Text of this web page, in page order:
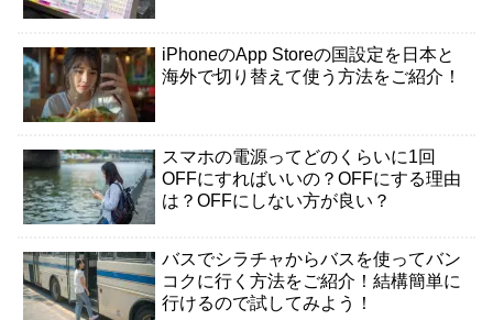
iPhoneのApp Storeの国設定を日本と
海外で切り替えて使う方法をご紹介！
スマホの電源ってどのくらいに1回
OFFにすればいいの？OFFにする理由
は？OFFにしない方が良い？
バスでシラチャからバスを使ってバン
コクに行く方法をご紹介！結構簡単に
行けるので試してみよう！